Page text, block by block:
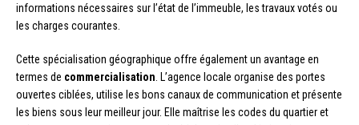
informations nécessaires sur l’état de l’immeuble, les travaux votés ou
les charges courantes.
Cette spécialisation géographique offre également un avantage en
termes de commercialisation . L’agence locale organise des portes
ouvertes ciblées, utilise les bons canaux de communication et présente
les biens sous leur meilleur jour. Elle maîtrise les codes du quartier et